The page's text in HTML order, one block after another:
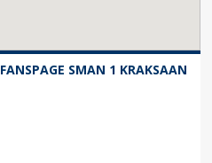
FANSPAGE SMAN 1 KRAKSAAN